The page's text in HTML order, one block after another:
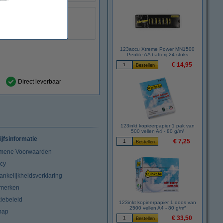
Direct leverbaar
123accu Xtreme Power MN1500
Penlite AA batterij 24 stuks
€ 14,95
123inkt kopieerpapier 1 pak van
500 vellen A4 - 80 g/m²
€ 7,25
123inkt kopieerpapier 1 doos van
2500 vellen A4 - 80 g/m²
€ 33,50
Voorwaarden